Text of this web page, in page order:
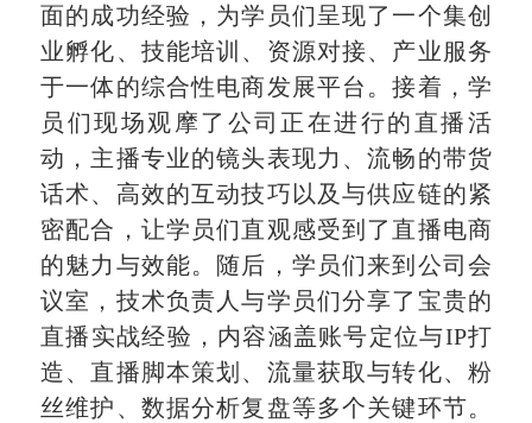
面的成功经验，为学员们呈现了一个集创
业孵化、技能培训、资源对接、产业服务
于一体的综合性电商发展平台。接着，学
员们现场观摩了公司正在进行的直播活
动，主播专业的镜头表现力、流畅的带货
话术、高效的互动技巧以及与供应链的紧
密配合，让学员们直观感受到了直播电商
的魅力与效能。随后，学员们来到公司会
议室，技术负责人与学员们分享了宝贵的
直播实战经验，内容涵盖账号定位与IP打
造、直播脚本策划、流量获取与转化、粉
丝维护、数据分析复盘等多个关键环节。